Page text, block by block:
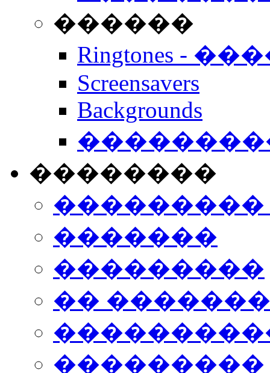
������
Ringtones -
Screensavers
Backgrounds
��������
���������
�������
���������
��
���������